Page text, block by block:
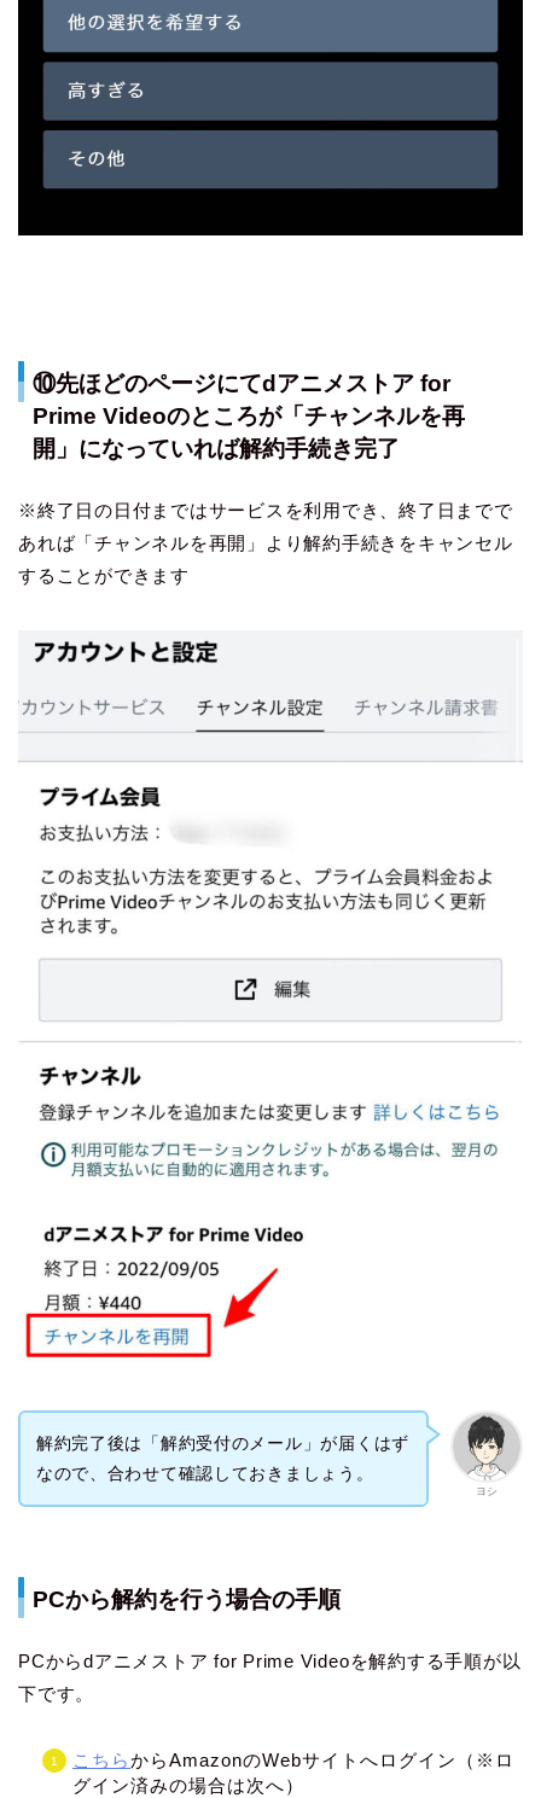
⑩先ほどのページにてdアニメストア for
Prime Videoのところが「チャンネルを再
開」になっていれば解約手続き完了
※終了日の日付まではサービスを利用でき、終了日までで
あれば「チャンネルを再開」より解約手続きをキャンセル
することができます
ヨシ
解約完了後は「解約受付のメール」が届くはず
なので、合わせて確認しておきましょう。
PCから解約を行う場合の手順
PCからdアニメストア for Prime Videoを解約する手順が以
下です。
こちらからAmazonのWebサイトへログイン（※ロ
グイン済みの場合は次へ）